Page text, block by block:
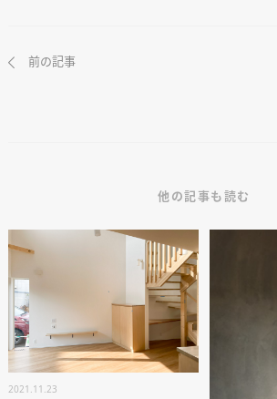
資料請求
オーナー様専用サイト CLUB
前の記事
他の記事も読む
2021.11.23